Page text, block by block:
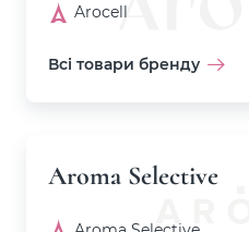
Arocell
Всі товари бренду
Aroma Selective